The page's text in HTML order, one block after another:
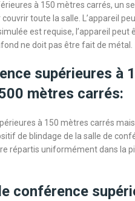
à 150 mètres carrés, un
toute la salle. L’appareil
est requise, l’appareil peut
ne doit pas être fait de métal.
supérieures à
mètres carrés:
à 150 mètres carrés
de blindage de la salle de
répartis uniformément dans la
conférence